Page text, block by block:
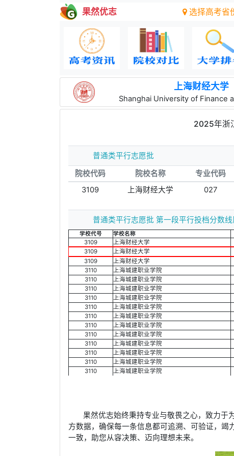
果然优志 选择高考省
上海财经大学
Shanghai University of Finance
2025年浙
普通类平行志愿批
院校代码
院校名称 专业代码
3109
上海财经大学 027
普通类平行志愿批 第一段平行投档分数
学校代号 学校名称
3109 上海财经大学
3109
上海财经大学
3109
上海财经大学
3110
上海城建职业学院
3110
上海城建职业学院
3110
上海城建职业学院
3110
上海城建职业学院
3110
上海城建职业学院
3110
上海城建职业学院
3110
上海城建职业学院
3110
上海城建职业学院
3110
上海城建职业学院
3110
上海城建职业学院
3110
上海城建职业学院
3110
上海城建职业学院
果然优志始终秉持专业与敬畏之心，致力于
方数据，确保每一条信息都可追溯、可验证，竭
一致，助您从容决策、迈向理想未来。